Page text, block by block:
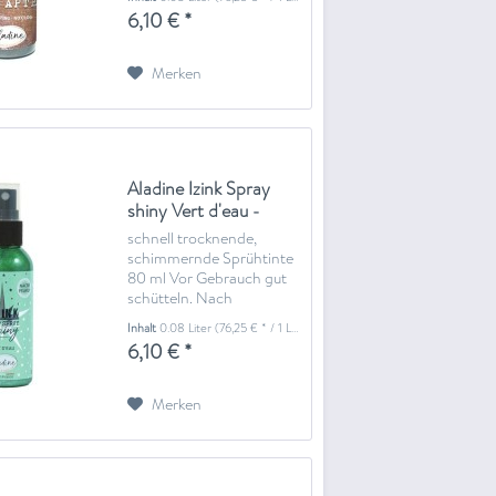
sauberen Tuch trocknen.
6,10 € *
Merken
Aladine Izink Spray
shiny Vert d'eau -
wassergrün
schnell trocknende,
schimmernde Sprühtinte
80 ml Vor Gebrauch gut
schütteln. Nach
Gebrauch den Sprühkopf
mit einem sauberen Tuch
trocknen.
Inhalt0.08 Liter(76,25 € * / 1 Liter)
6,10 € *
Merken